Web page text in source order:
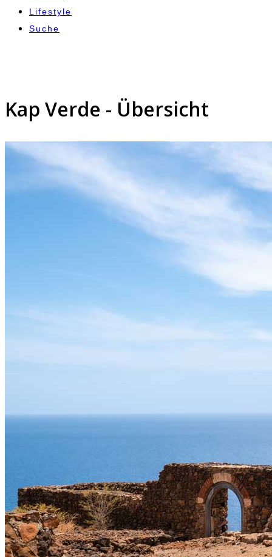
Lifestyle
Suche
Kap Verde - Übersicht